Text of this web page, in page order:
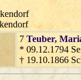
7 Teuber,
* 09.12.1794
† 19.10.1866